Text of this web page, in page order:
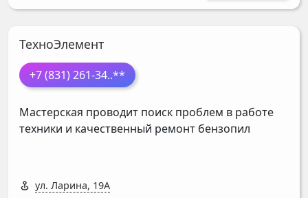
ТехноЭлемент
+7 (831) 261-34..**
Мастерская проводит поиск проблем в работе
техники и качественный ремонт бензопил
ул. Ларина, 19А